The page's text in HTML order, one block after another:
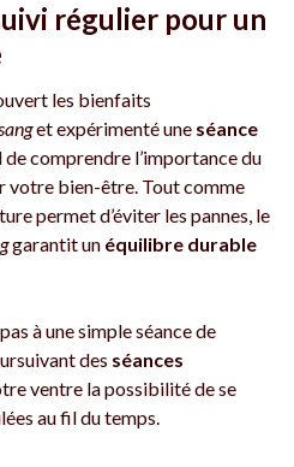
régulier pour un
les bienfaits
et expérimenté une séance
de comprendre l’importance du
votre bien-être. Tout comme
permet d’éviter les pannes, le
garantit un équilibre durable
à une simple séance de
des séances
ventre la possibilité de se
au fil du temps.